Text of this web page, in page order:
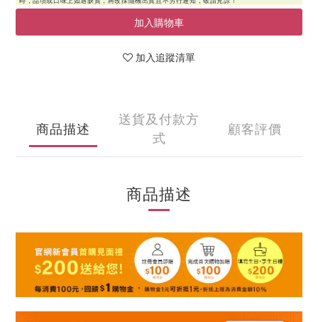
加入購物車
加入追蹤清單
商品描述
送貨及付款方
式
顧客評價
商品描述